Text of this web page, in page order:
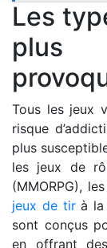
Les
plus
Tous les jeux
risque
plus
les jeux de
(MMORPG),
jeux de tirà la
sont conçus
en offrant